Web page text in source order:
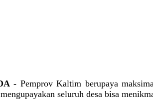
- Pemprov Kaltim berupaya
seluruh desa bisa